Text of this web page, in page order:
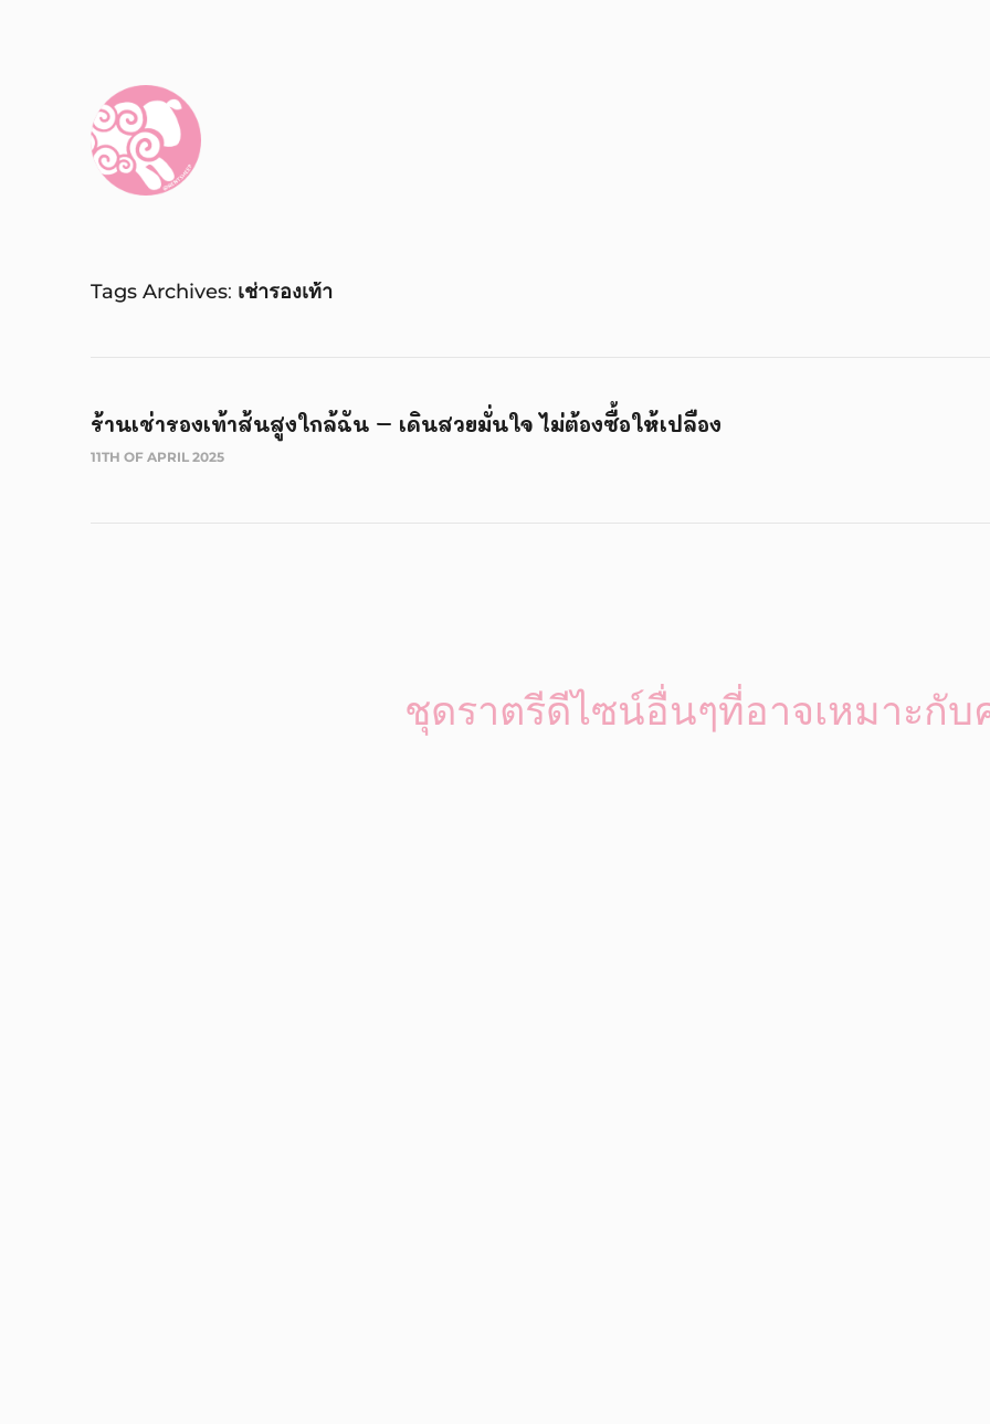
Tags Archives เช่ารองเท้า
ร้านเช่ารองเท้าส้นสูงใกล้ฉัน – เดินสวยมั่นใจ ไม่ต้องซื้อให้เปลือง
11TH OF APRIL 2025
ชุดราตรีดีไซน์อื่นๆที่อาจเหมาะกั